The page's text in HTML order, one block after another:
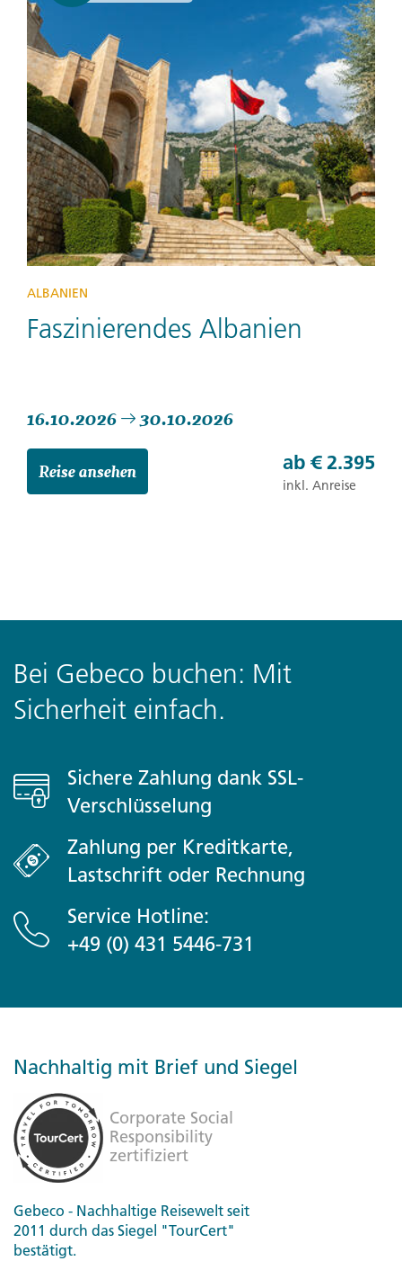
ALBANIEN
Faszinierendes Albanien
16.10.2026 30.10.2026
Reise ansehen ab € 2.395
inkl. Anreise
Bei Gebeco buchen: Mit
Sicherheit einfach.
Sichere Zahlung dank SSL-
Verschlüsselung
Zahlung per Kreditkarte,
Lastschrift oder Rechnung
Service Hotline:
+49 (0) 431 5446-731
Nachhaltig mit Brief und Siegel
Gebeco - Nachhaltige Reisewelt seit
2011 durch das Siegel "TourCert"
bestätigt.